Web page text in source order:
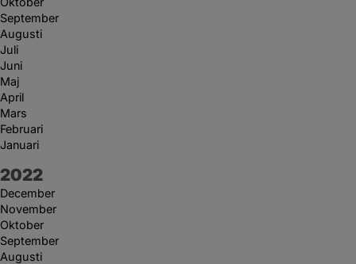
September
Augusti
Juli
Juni
Maj
April
Mars
Februari
Januari
År:
2022
December
November
Oktober
September
Augusti